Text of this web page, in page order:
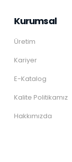
Kurumsal
Üretim
Kariyer
E-Katalog
Kalite Politikamız
Hakkımızda